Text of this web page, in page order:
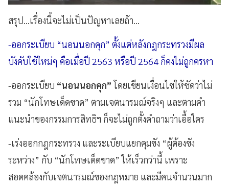
สรุป...เรื่องนี้จะไม่เป็นปัญหาเลยถ้า...
-ออกระเบียบ “นอนนอกคุก” ตั้งแต่หลังกฎกระทรวงมีผล
บังคับใช้ใหม่ๆ คือเมื่อปี 2563 หรือปี 2564 ก็คงไม่ถูกครหา
-ออกระเบียบ “นอนนอกคุก”โดยเขียนเงื่อนไขให้ชัดว่าไม่
รวม “นักโทษเด็ดขาด” ตามเจตนารมณ์จริงๆ และตามคำ
แนะนำของกรรมการสิทธิฯ ก็จะไม่ถูกตั้งคำถามว่าเอื้อใคร
-เร่งออกกฎกระทรวง และระเบียบแยกคุมขัง “ผู้ต้องขัง
ระหว่าง” กับ “นักโทษเด็ดขาด” ให้เร็วกว่านี้ เพราะ
สอดคล้องกับเจตนารมณ์ของกฎหมาย และมีคนจำนวนมาก